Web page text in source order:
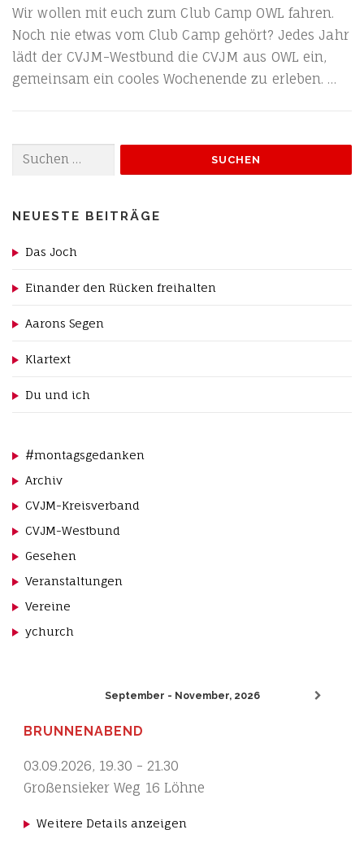
Wir wol­len mit euch zum Club Camp OWL fah­ren.
Noch nie etwas vom Club Camp gehört? Jedes Jahr
lädt der CVJM-Wes­t­­bund die CVJM aus OWL ein,
gemein­sam ein coo­les Wochen­en­de zu erleben. …
nach:
NEUESTE BEITRÄGE
Das Joch
Einander den Rücken freihalten
Aarons Segen
Klartext
Du und ich
#montagsgedanken
Archiv
CVJM-Kreisverband
CVJM-Westbund
Gesehen
Veranstaltungen
Vereine
ychurch
September - November, 2026
BRUNNENABEND
03.09.2026, 19.30 -21.30
Großensieker Weg 16 Löhne
Weitere Details anzeigen